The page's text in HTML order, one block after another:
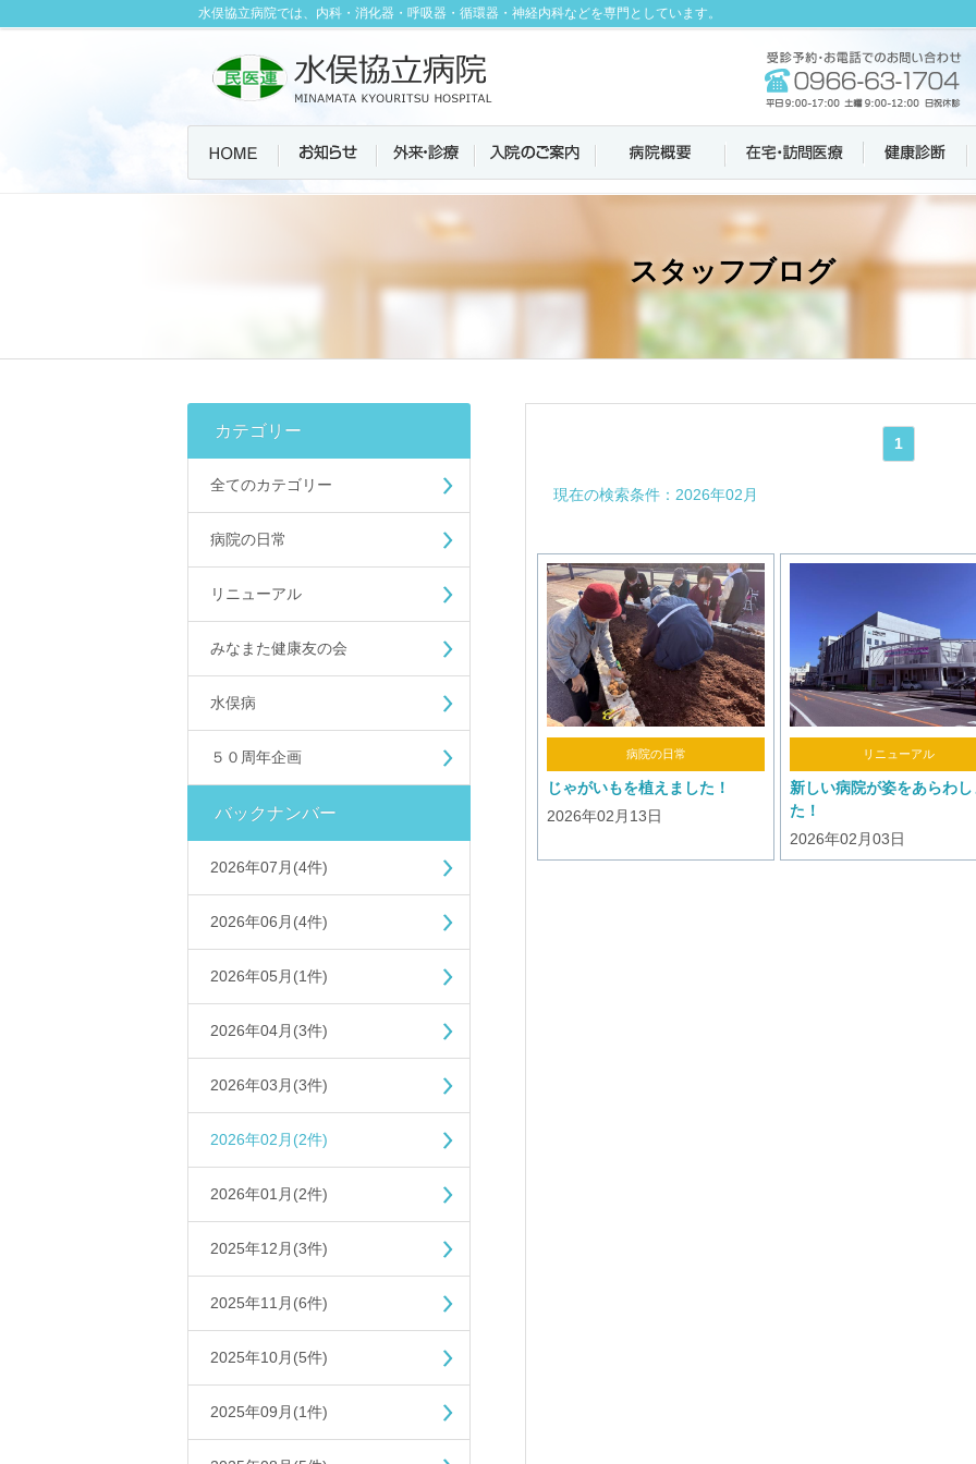
水俣協立病院では、内科・消化器・呼吸器・循環器・神経内科などを専門としています。
スタッフブログ
カテゴリー
全てのカテゴリー
病院の日常
リニューアル
みなまた健康友の会
水俣病
５０周年企画
バックナンバー
2026年07月(4件)
2026年06月(4件)
2026年05月(1件)
2026年04月(3件)
2026年03月(3件)
2026年02月(2件)
2026年01月(2件)
2025年12月(3件)
2025年11月(6件)
2025年10月(5件)
2025年09月(1件)
1
現在の検索条件：2026年02月
病院の日常
じゃがいもを植えました！
2026年02月13日
リニューアル
新しい病院が姿をあらわ
た！
2026年02月03日